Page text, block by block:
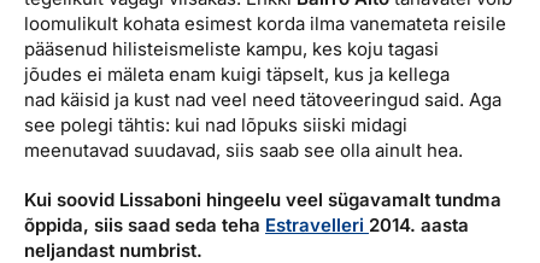
loomulikult kohata esimest korda ilma vanemateta reisile
pääsenud hilisteismeliste kampu, kes koju tagasi
jõudes ei mäleta enam kuigi täpselt, kus ja kellega
nad käisid ja kust nad veel need tätoveeringud said. Aga
see polegi tähtis: kui nad lõpuks siiski midagi
meenutavad suudavad, siis saab see olla ainult hea.
Kui soovid Lissaboni hingeelu veel sügavamalt tundma
õppida, siis saad seda teha Estravelleri 2014. aasta
neljandast numbrist.